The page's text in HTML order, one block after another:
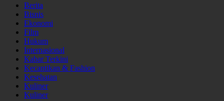
Berita
Bisnis
Ekonomi
Film
Hukum
Internasional
Kabar Terkini
Kecantikan & Fashion
Kesehatan
Kuliner
Kuliner